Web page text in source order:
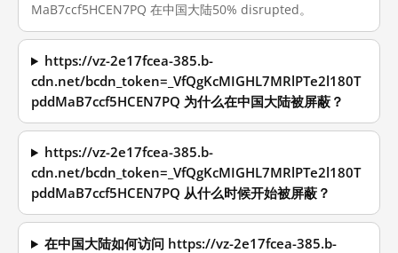
MaB7ccf5HCEN7PQ 在中国大陆50% disrupted。
https://vz-2e17fcea-385.b-
cdn.net/bcdn_token=_VfQgKcMIGHL7MRlPTe2l180T
pddMaB7ccf5HCEN7PQ 为什么在中国大陆被屏蔽？
https://vz-2e17fcea-385.b-
cdn.net/bcdn_token=_VfQgKcMIGHL7MRlPTe2l180T
pddMaB7ccf5HCEN7PQ 从什么时候开始被屏蔽？
在中国大陆如何访问 https://vz-2e17fcea-385.b-